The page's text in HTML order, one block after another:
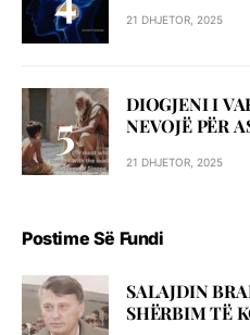
21 DHJETOR, 2025
DIOGJENI I
NEVOJË PËR
21 DHJETOR, 2025
Postime Së Fundi
SALAJDIN
SHЁRBIM TЁ